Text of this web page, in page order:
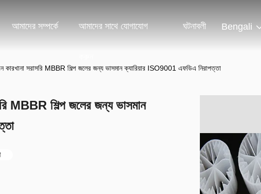
আমাদের সম্পর্কে আমাদের সাথে যোগাযোগ ঘটনাবলী Bengali
কারখানা সরাসরি MBBR শিল্প জলের জন্য ভাসমান ক্যারিয়ার ISO9001 এফডিএ নিরাপত্তা
MBBR শিল্প জলের জন্য ভাসমান